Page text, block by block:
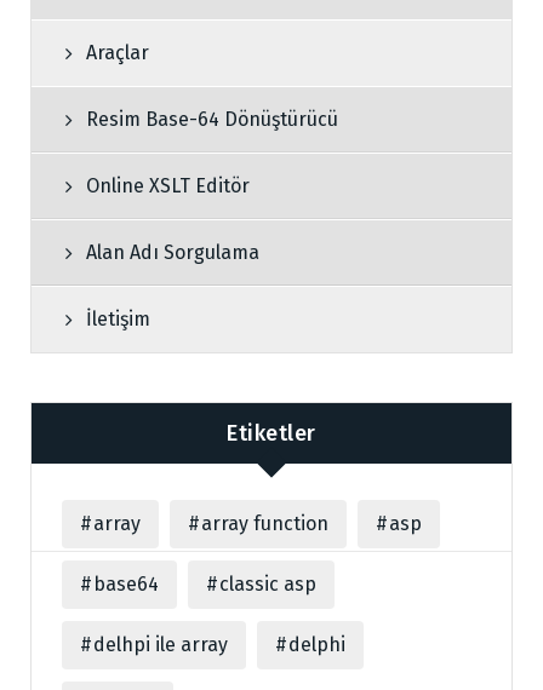
Araçlar
Resim Base-64 Dönüştürücü
Online XSLT Editör
Alan Adı Sorgulama
İletişim
Etiketler
array array function asp
base64 classic asp
delhpi ile array delphi